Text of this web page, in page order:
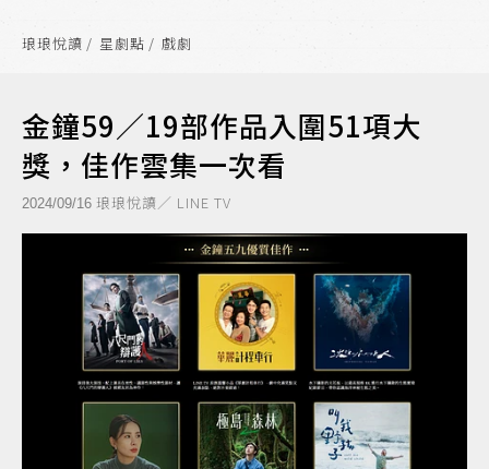
琅琅悅讀 星劇點 戲劇
金鐘59／19部作品入圍51項大
獎，佳作雲集一次看
2024/09/16 琅琅悅讀／ LINE TV